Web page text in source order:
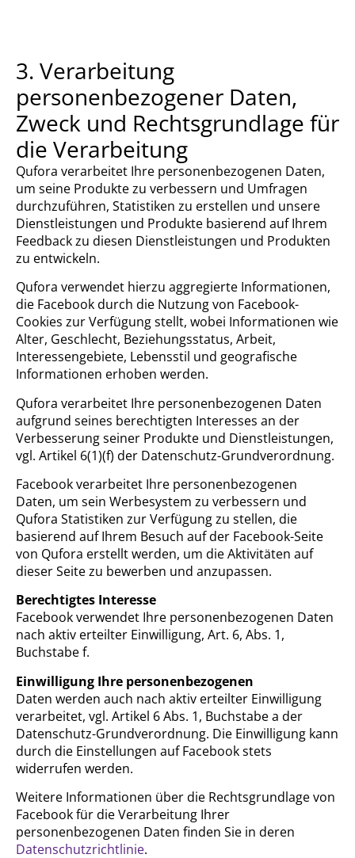
3. Verarbeitung
personenbezogener Daten,
Zweck und Rechtsgrundlage für
die Verarbeitung
Qufora verarbeitet Ihre personenbezogenen Daten,
um seine Produkte zu verbessern und Umfragen
durchzuführen, Statistiken zu erstellen und unsere
Dienstleistungen und Produkte basierend auf Ihrem
Feedback zu diesen Dienstleistungen und Produkten
zu entwickeln.
Qufora verwendet hierzu aggregierte Informationen,
die Facebook durch die Nutzung von Facebook-
Cookies zur Verfügung stellt, wobei Informationen wie
Alter, Geschlecht, Beziehungsstatus, Arbeit,
Interessengebiete, Lebensstil und geografische
Informationen erhoben werden.
Qufora verarbeitet Ihre personenbezogenen Daten
aufgrund seines berechtigten Interesses an der
Verbesserung seiner Produkte und Dienstleistungen,
vgl. Artikel 6(1)(f) der Datenschutz-Grundverordnung.
Facebook verarbeitet Ihre personenbezogenen
Daten, um sein Werbesystem zu verbessern und
Qufora Statistiken zur Verfügung zu stellen, die
basierend auf Ihrem Besuch auf der Facebook-Seite
von Qufora erstellt werden, um die Aktivitäten auf
dieser Seite zu bewerben und anzupassen.
Berechtigtes Interesse
Facebook verwendet Ihre personenbezogenen Daten
nach aktiv erteilter Einwilligung, Art. 6, Abs. 1,
Buchstabe f.
Einwilligung Ihre personenbezogenen
Daten werden auch nach aktiv erteilter Einwilligung
verarbeitet, vgl. Artikel 6 Abs. 1, Buchstabe a der
Datenschutz-Grundverordnung. Die Einwilligung kann
durch die Einstellungen auf Facebook stets
widerrufen werden.
Weitere Informationen über die Rechtsgrundlage von
Facebook für die Verarbeitung Ihrer
personenbezogenen Daten finden Sie in deren
Datenschutzrichtlinie.